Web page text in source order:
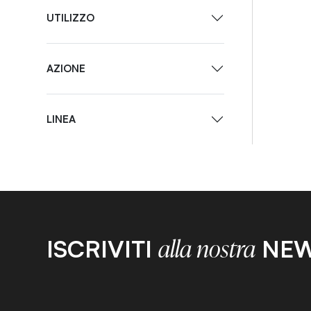
UTILIZZO
AZIONE
LINEA
ISCRIVITIalla nostra